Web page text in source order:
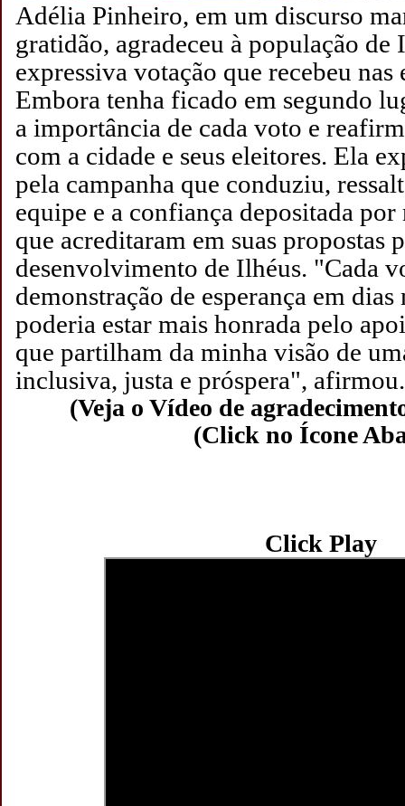
Adélia Pinheiro, em um discurso
gratidão, agradeceu à população de
expressiva votação que recebeu nas
Embora tenha ficado em segundo
a importância de cada voto e
com a cidade e seus eleitores. Ela
pela campanha que conduziu,
equipe e a confiança depositada
que acreditaram em suas propostas
desenvolvimento de Ilhéus. "Cada
demonstração de esperança em
poderia estar mais honrada pelo
que partilham da minha visão de
inclusiva, justa e próspera", afirmou.
(Veja o Vídeo de
(Click no Ícone
Click Play